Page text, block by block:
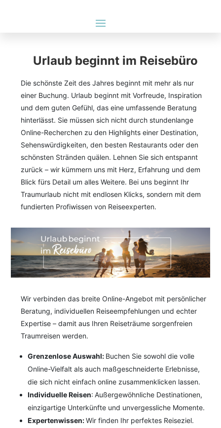
Urlaub beginnt im Reisebüro
Die schönste Zeit des Jahres beginnt mit mehr als nur
einer Buchung. Urlaub beginnt mit Vorfreude, Inspiration
und dem guten Gefühl, das eine umfassende Beratung
hinterlässt. Sie müssen sich nicht durch stundenlange
Online-Recherchen zu den Highlights einer Destination,
Sehenswürdigkeiten, den besten Restaurants oder den
schönsten Stränden quälen. Lehnen Sie sich entspannt
zurück – wir kümmern uns mit Herz, Erfahrung und dem
Blick fürs Detail um alles Weitere. Bei uns beginnt Ihr
Traumurlaub nicht mit endlosen Klicks, sondern mit dem
fundierten Profiwissen von Reiseexperten.
Wir verbinden das breite Online-Angebot mit persönlicher
Beratung, individuellen Reiseempfehlungen und echter
Expertise – damit aus Ihren Reiseträume sorgenfreien
Traumreisen werden.
Grenzenlose Auswahl: Buchen Sie sowohl die volle
Online-Vielfalt als auch maßgeschneiderte Erlebnisse,
die sich nicht einfach online zusammenklicken lassen.
Individuelle Reisen: Außergewöhnliche Destinationen,
einzigartige Unterkünfte und unvergessliche Momente.
Expertenwissen:Wir finden Ihr perfektes Reiseziel.